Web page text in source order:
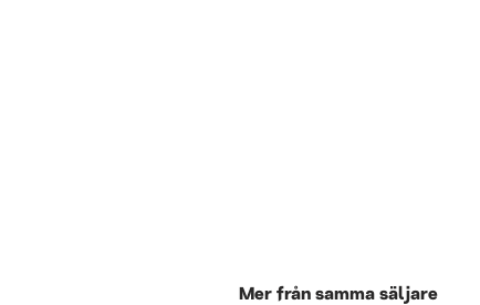
Mer från samma säljare